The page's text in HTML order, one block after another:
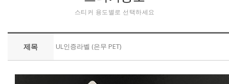
스티커 용도별로 선택하세요
제목 UL인증라벨 (은무 PET)